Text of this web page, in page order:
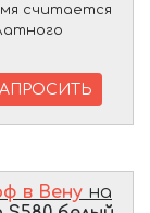
считается
в Вену на